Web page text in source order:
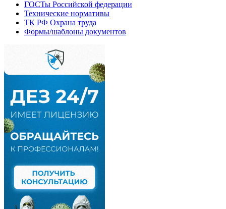
ГОСТы Российской федерации
Технические нормативы
ТК РФ Охрана труда
Формы/шаблоны документов